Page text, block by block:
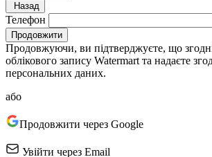
Назад
Телефон
Продовжити
Продовжуючи, ви підтверджуєте, що
облікового запису Watermart та надаєте
персональних даних.
або
Продовжити через Google
Увійти через Email